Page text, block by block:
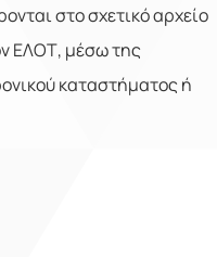
στο σχετικό αρχείο
ΕΛΟΤ, μέσω της
καταστήματος ή